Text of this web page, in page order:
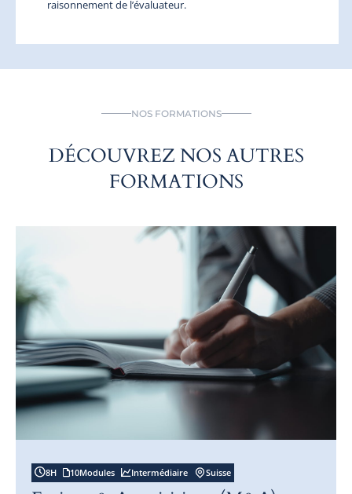
raisonnement de l’évaluateur.
NOS FORMATIONS
DÉCOUVREZ NOS AUTRES
FORMATIONS
8H 10Modules Intermédiaire Suisse